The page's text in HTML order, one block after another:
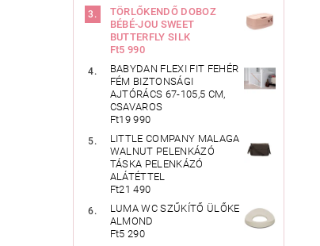
TÖRLŐKENDŐ DOBOZ
BÉBÉ-JOU SWEET
BUTTERFLY SILK
Ft5 990
BABYDAN FLEXI FIT FEHÉR
FÉM BIZTONSÁGI
AJTÓRÁCS 67-105,5 CM,
CSAVAROS
Ft19 990
LITTLE COMPANY MALAGA
WALNUT PELENKÁZÓ
TÁSKA PELENKÁZÓ
ALÁTÉTTEL
Ft21 490
LUMA WC SZŰKÍTŐ ÜLŐKE
ALMOND
Ft5 290